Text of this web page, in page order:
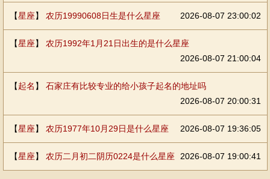
【星座】 农历19990608日生是什么星座 2026-08-07 23:00:02
【星座】 农历1992年1月21日出生的是什么星座
2026-08-07 21:00:04
【起名 】 石家庄有比较专业的给小孩子起名的地址吗
2026-08-07 20:00:31
【星座】 农历1977年10月29日是什么星座 2026-08-07 19:36:05
【星座】 农历二月初二阴历0224是什么星座 2026-08-07 19:00:41